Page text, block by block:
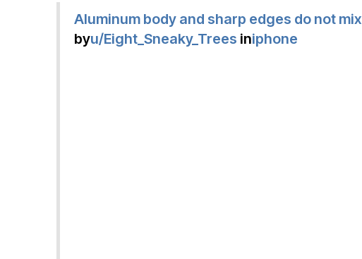
Aluminum body and sharp edges do not mix
byu/Eight_Sneaky_Trees iniphone